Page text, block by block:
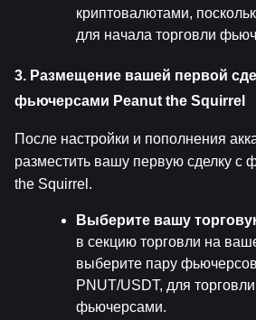
криптовалютами,
для начала торговли
3. Размещение вашей первой
фьючерсами Peanut the Squirrel
После настройки и пополнения
разместить вашу первую сделку с
the Squirrel.
Выберите вашу
в секцию торговли на
выберите пару
PNUT/USDT, для
фьючерсами.